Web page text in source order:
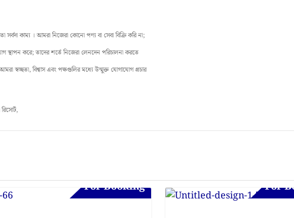
কাম্য । আমরা নিজেরা কোনো পণ্য বা সেবা বিক্রি করি না;
স্থাপন করে; তাদের শর্তে নিজেরা লেনদেন পরিচালনা করতে
স্বচ্ছতা, বিশ্বাস এবং পক্ষগুলির মধ্যে উন্মুক্ত যোগাযোগ প্রচার
For Booking For